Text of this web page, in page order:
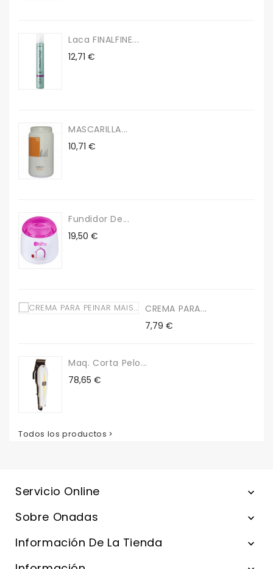
Laca FINALFINE...
Precio
12,71 €
MASCARILLA...
Precio
10,71 €
Fundidor De...
Precio
19,50 €
CREMA PARA...
Precio
7,79 €
Maq. Corta Pelo...
Precio
78,65 €
Todos los productos 
Servicio Online 
Sobre Onadas 
Información De La Tienda 